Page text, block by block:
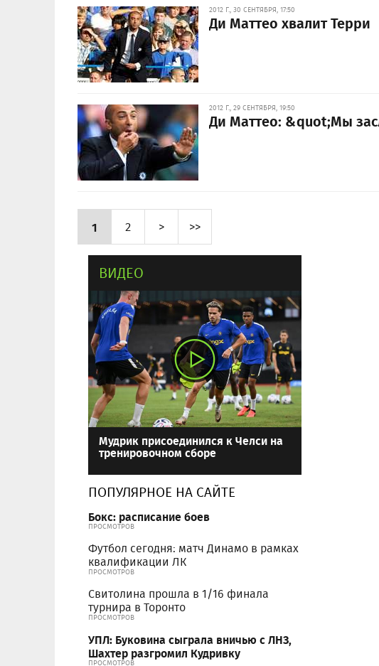
2012 Г., 30 СЕНТЯБРЯ, 17:50
Ди Маттео хвалит Терри
2012 Г., 29 СЕНТЯБРЯ, 19:50
Ди Маттео: &quot;Мы
1 2 > >>
ВИДЕО
Мудрик присоединился к Челси на
тренировочном сборе
ПОПУЛЯРНОЕ НА САЙТЕ
Бокс: расписание боев
ПРОСМОТРОВ
Футбол сегодня: матч Динамо в рамках
квалификации ЛК
ПРОСМОТРОВ
Свитолина прошла в 1/16 финала
турнира в Торонто
ПРОСМОТРОВ
УПЛ: Буковина сыграла вничью с ЛНЗ,
Шахтер разгромил Кудривку
ПРОСМОТРОВ